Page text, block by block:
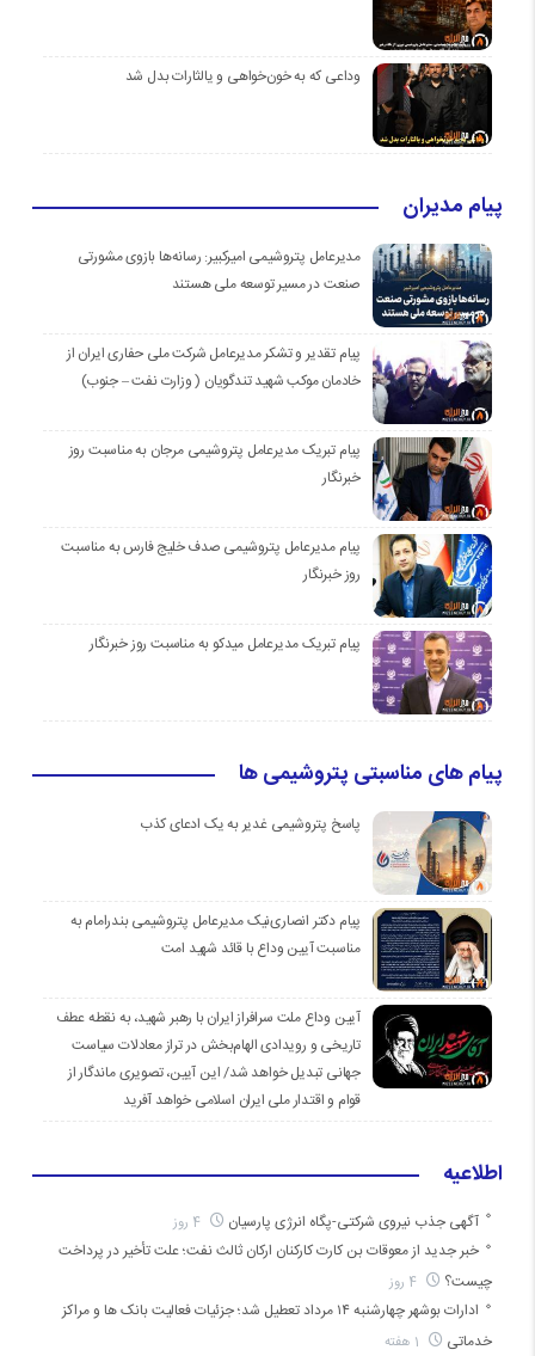
وداعی که به خون‌خواهی و یالثارات بدل شد
پیام مدیران
مدیرعامل پتروشیمی امیرکبیر: رسانه‌ها بازوی مشورتی
صنعت در مسیر توسعه ملی هستند
پیام تقدیر و تشکر مدیرعامل شرکت ملی حفاری ایران از
خادمان موكب شهيد تندگويان ( وزارت نفت – جنوب)
پیام تبریک مدیرعامل پتروشیمی مرجان به مناسبت روز
خبرنگار
پیام مدیرعامل پتروشیمی صدف خلیج فارس به مناسبت
روز خبرنگار
پیام تبریک مدیرعامل میدکو به مناسبت روز خبرنگار
پیام های مناسبتی پتروشیمی ها
پاسخ پتروشیمی غدیر به یک ادعای کذب
پیام دکتر انصاری‌نیک مدیرعامل پتروشیمی بندرامام به
مناسبت آیین وداع با قائد شهید امت
آیین وداع ملت سرافراز ایران با رهبر شهید، به نقطه عطف
تاریخی و رویدادی الهام‌بخش در تراز معادلات سیاست
جهانی تبدیل خواهد شد/ این آیین، تصویری ماندگار از
قوام و اقتدار ملی ایران اسلامی خواهد آفرید
اطلاعیه
آگهی جذب نیروی شرکتی-پگاه انرژی پارسیان
خبر جدید از معوقات بن کارت کارکنان ارکان ثالث نفت؛ علت تأخیر در پرداخت
چیست؟
ادارات بوشهر چهارشنبه ۱۴ مرداد تعطیل شد؛ جزئیات فعالیت بانک ها و مراکز
خدماتی